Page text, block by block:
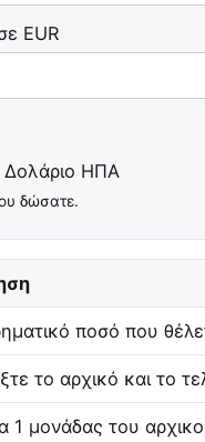
EUR
ΗΠΑ
δώσατε.
ποσό που
το αρχικό και το
1 μονάδας του